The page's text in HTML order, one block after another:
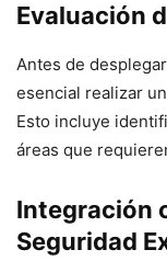
Evaluación
Antes de
esencial realizar
Esto incluye
áreas que
Integración
Seguridad